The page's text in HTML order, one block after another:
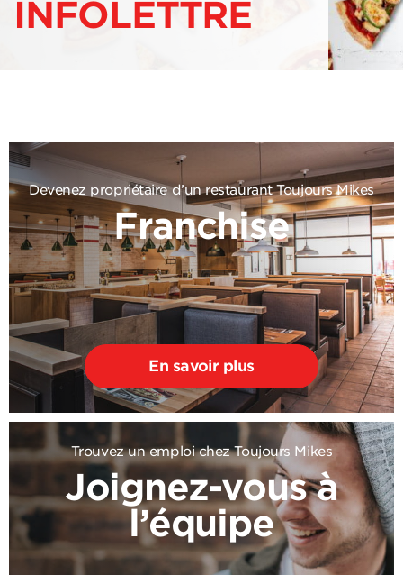
INFOLETTRE
Devenez propriétaire d’un restaurant Toujours Mikes
Franchise
En savoir plus
Trouvez un emploi chez Toujours Mikes
Joignez-vous à
l’équipe